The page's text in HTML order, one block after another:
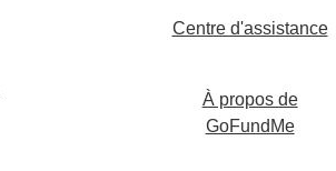
Centre d'assistance
À propos de
GoFundMe